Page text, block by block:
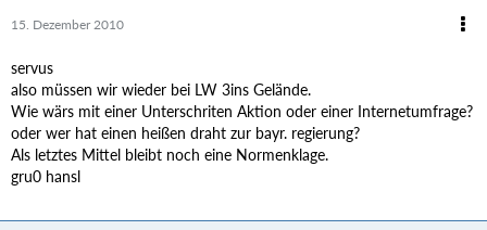
15. Dezember 2010
servus
also müssen wir wieder bei LW 3ins Gelände.
Wie wärs mit einer Unterschriten Aktion oder einer Internetumfrage?
oder wer hat einen heißen draht zur bayr. regierung?
Als letztes Mittel bleibt noch eine Normenklage.
gru0 hansl